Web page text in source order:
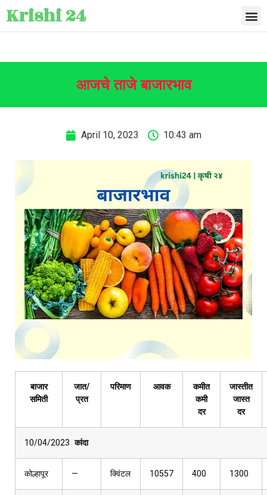
Krishi 24
आजचे ताजे बाजारभाव
April 10, 2023 10:43 am
बाजार
समिती
जात/
प्रत
परिमाण आवक
कमीत
कमी
दर
जास्तीत
जास्त
दर
10/04/2023कांदा
कोल्हापूर — क्विंटल 10557 400 1300